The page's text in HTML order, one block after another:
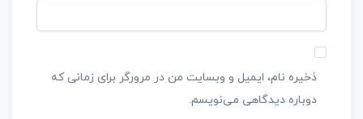
ذخیره نام، ایمیل و وبسایت من در مرورگر برای زمانی که
دوباره دیدگاهی می‌نویسم.